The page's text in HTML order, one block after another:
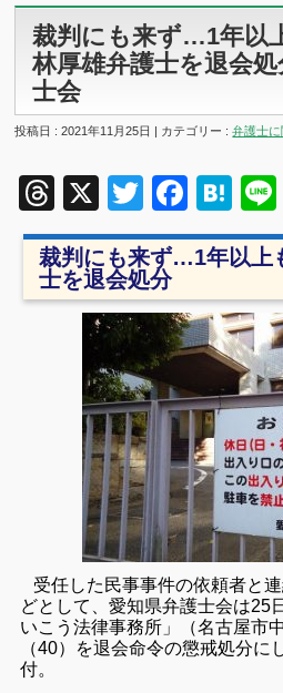
裁判にも来ず…1年以
林厚雄弁護士を退会
士会
投稿日 : 2021年11月25日 | カテゴリー :弁護士
Threads
X Twitter
裁判にも来ず…1年以
士を退会処分
受任した民事事件の依頼者と
どとして、愛知県弁護士会は25
いこう法律事務所」（名古屋市
（40）を退会命令の懲戒処分に
付。